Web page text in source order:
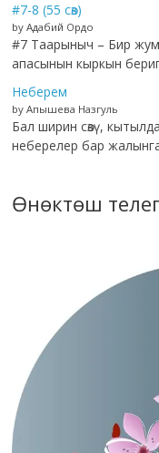
#7-8 (55 сөз)
by Адабий Ордо
#7 Таарыныч – Бир
апасынын кыркын
Неберем
by Апышева Назгуль
Бал ширин сөзү,
неберелер бар
Өнөктөш